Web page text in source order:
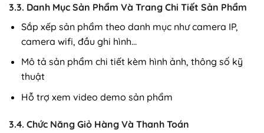
3.3. Danh Mục Sản Phẩm Và Trang Chi Tiết Sản Phẩm
Sắp xếp sản phẩm theo danh mục như camera IP,
camera wifi, đầu ghi hình…
Mô tả sản phẩm chi tiết kèm hình ảnh, thông số kỹ
thuật
Hỗ trợ xem video demo sản phẩm
3.4. Chức Năng Giỏ Hàng Và Thanh Toán